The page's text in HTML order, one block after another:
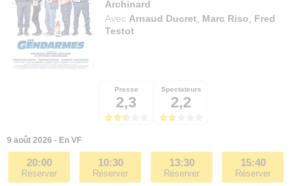
Archinard
Avec Arnaud Ducret Marc Riso
Fred
Testot
Presse
2,3
Spectateurs
2,2
9 août 2026 - En VF
20:00
Réserver
10:30
Réserver
13:30
Réserver
15:40
Réserver